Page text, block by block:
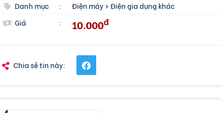
Danh mục
: Điện máy>Điện gia dụng khác
Giá
: 10.000đ
Chia sẻ tin này: